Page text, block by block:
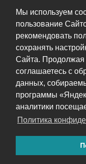
Мы используем
пользование
рекомендовать
сохранять
Сайта. Продолжая
соглашаетесь с
данных,
программы
аналитики
Политика
Я зашла в эту папку
подпапок и
Я испугалась и
Уже при удалении я
000 файлов!!!
В корзине их нет.
Помогите мне,
удалила вместе с
Андрейответили на